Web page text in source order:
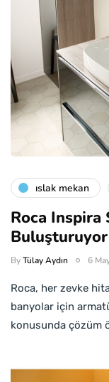
islak mekan
Roca Inspira
Buluşturuyor
ByTülay Aydın 6
Roca, her zevke
banyolar için
konusunda çözüm